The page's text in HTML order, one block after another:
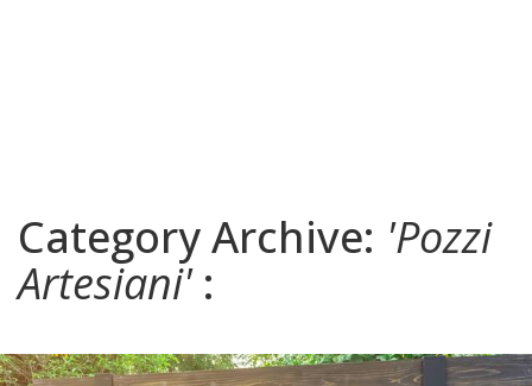
Category Archive: 'Pozzi
Artesiani':